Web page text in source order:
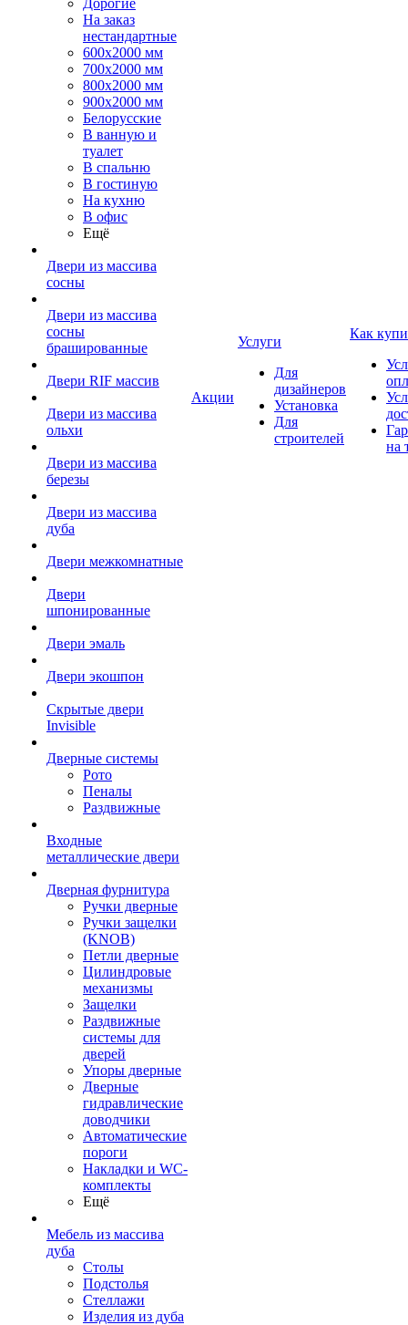
Дорогие
На заказ
нестандартные
600х2000 мм
700х2000 мм
800х2000 мм
900х2000 мм
Белорусские
В ванную и
туалет
В спальню
В гостиную
На кухню
В офис
Ещё
Двери из массива
сосны
Двери из массива
сосны
брашированные
Двери RIF массив
Двери из массива
ольхи
Двери из массива
березы
Двери из массива
дуба
Двери межкомнатные
Двери
шпонированные
Двери эмаль
Двери экошпон
Скрытые двери
Invisible
Дверные системы
Рото
Пеналы
Раздвижные
Входные
металлические двери
Дверная фурнитура
Ручки дверные
Ручки защелки
(KNOB)
Петли дверные
Цилиндровые
механизмы
Защелки
Раздвижные
системы для
дверей
Упоры дверные
Дверные
гидравлические
доводчики
Автоматические
пороги
Накладки и WC-
комплекты
Ещё
Мебель из массива
дуба
Столы
Подстолья
Стеллажи
Изделия из дуба
Акции
Услуги
Для
дизайнеров
Установка
Для
строителей
Как
на